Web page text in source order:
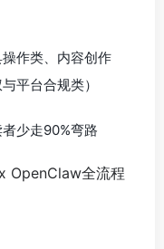
作类、内容创作
平台合规类）
少走90%弯路